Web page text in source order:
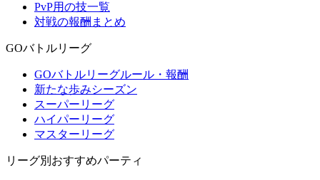
PvP用の技一覧
対戦の報酬まとめ
GOバトルリーグ
GOバトルリーグルール・報酬
新たな歩みシーズン
スーパーリーグ
ハイパーリーグ
マスターリーグ
リーグ別おすすめパーティ